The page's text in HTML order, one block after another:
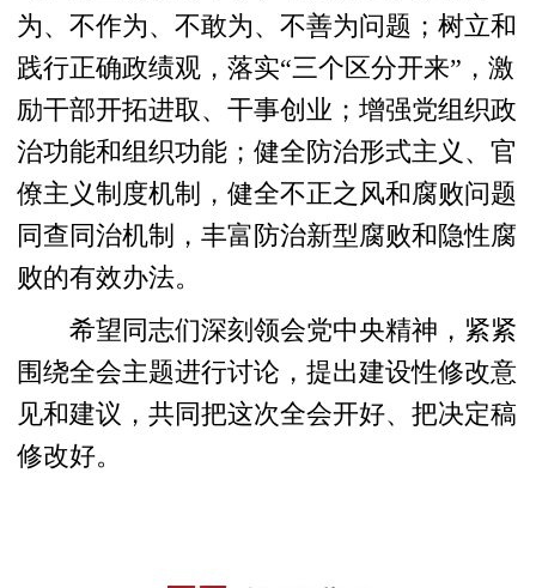
为、不作为、不敢为、不善为问题；树立和
践行正确政绩观，落实“三个区分开来”，激
励干部开拓进取、干事创业；增强党组织政
治功能和组织功能；健全防治形式主义、官
僚主义制度机制，健全不正之风和腐败问题
同查同治机制，丰富防治新型腐败和隐性腐
败的有效办法。
希望同志们深刻领会党中央精神，紧紧
围绕全会主题进行讨论，提出建设性修改意
见和建议，共同把这次全会开好、把决定稿
修改好。